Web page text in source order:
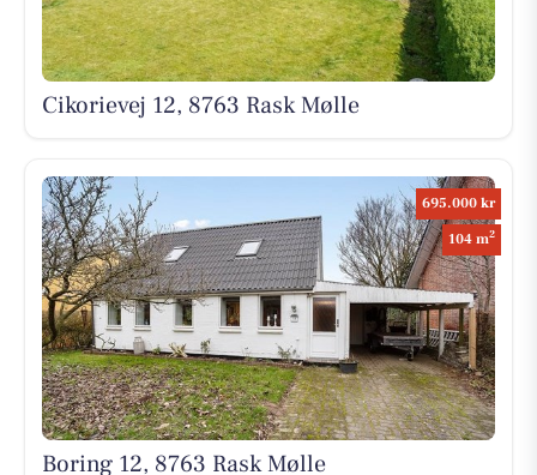
Cikorievej 12, 8763 Rask Mølle
695.000 kr
104 m2
Boring 12, 8763 Rask Mølle